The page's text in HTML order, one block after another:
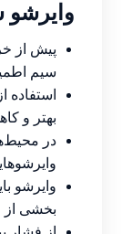
وایرشو
پیش از
سیم
بهتر و
در
وایرشو
بخشی از